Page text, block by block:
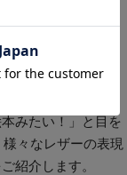
ィール
みたい！」と目を
々なレザーの表現
紹介します。